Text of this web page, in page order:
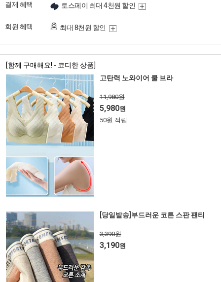
결제 혜택 토스페이 최대 4천원 할인
회원 혜택 최대 8천원 할인
[함께 구매해요! - 코디한 상품]
고탄력 노와이어 쿨 브라
11,980원
5,980원
50원 적립
[당일발송]부드러운 코튼 스판 팬티
3,390원
3,190원